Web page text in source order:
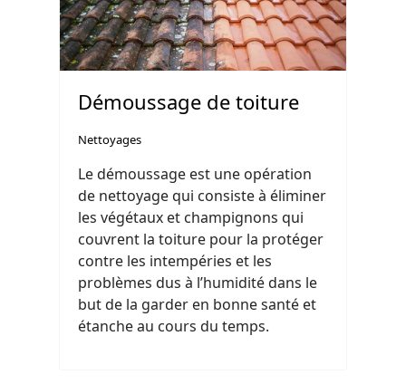
Démoussage de toiture
Nettoyages
Le démoussage est une opération
de nettoyage qui consiste à éliminer
les végétaux et champignons qui
couvrent la toiture pour la protéger
contre les intempéries et les
problèmes dus à l’humidité dans le
but de la garder en bonne santé et
étanche au cours du temps.